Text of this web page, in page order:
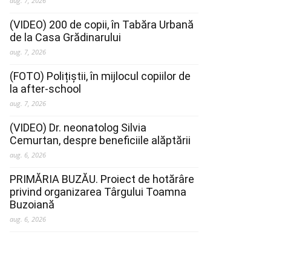
(VIDEO) 200 de copii, în Tabăra Urbană
de la Casa Grădinarului
aug. 7, 2026
(FOTO) Polițiștii, în mijlocul copiilor de
la after-school
aug. 7, 2026
(VIDEO) Dr. neonatolog Silvia
Cemurtan, despre beneficiile alăptării
aug. 6, 2026
PRIMĂRIA BUZĂU. Proiect de hotărâre
privind organizarea Târgului Toamna
Buzoiană
aug. 6, 2026